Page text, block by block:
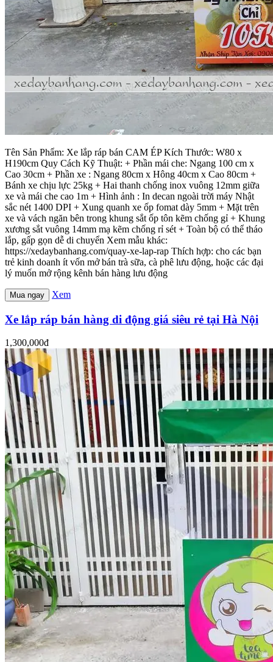
Tên Sản Phẩm: Xe lắp ráp bán CAM ÉP Kích Thước: W80 x
H190cm Quy Cách Kỹ Thuật: + Phần mái che: Ngang 100 cm x
Cao 30cm + Phần xe : Ngang 80cm x Hông 40cm x Cao 80cm +
Bánh xe chịu lực 25kg + Hai thanh chống inox vuông 12mm giữa
xe và mái che cao 1m + Hình ảnh : In decan ngoài trời máy Nhật
sắc nét 1400 DPI + Xung quanh xe ốp fomat dày 5mm + Mặt trên
xe và vách ngăn bên trong khung sắt ốp tôn kẽm chống gỉ + Khung
xương sắt vuông 14mm mạ kẽm chống rỉ sét + Toàn bộ có thể tháo
lắp, gấp gọn dễ di chuyển Xem mẫu khác:
https://xedaybanhang.com/quay-xe-lap-rap Thích hợp: cho các bạn
trẻ kinh doanh ít vốn mở bán trà sữa, cà phê lưu động, hoặc các đại
lý muốn mở rộng kênh bán hàng lưu động
Mua ngay Xem
Xe lắp ráp bán hàng di động giá siêu rẻ tại Hà Nội
1,300,000đ